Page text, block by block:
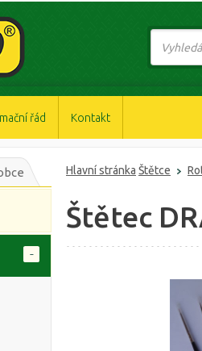
řád Kontakt
Hlavní stránka Štětce
Štětec